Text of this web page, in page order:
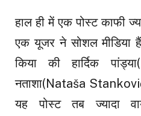
हाल ही में एक पोस्ट काफी
एक यूजर ने सोशल मीडिया
किया की हार्दिक
नताशा(Nataša
यह पोस्ट तब ज्यादा